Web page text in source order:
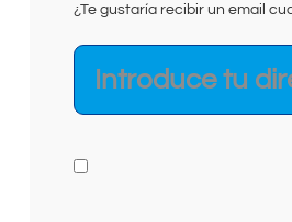
¿Te gustaría recibir un email